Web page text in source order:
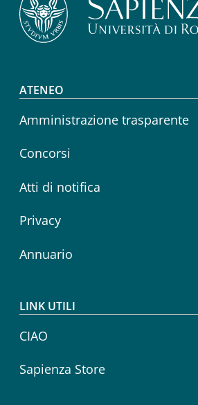
Footer menu
ATENEO
Amministrazione trasparente
Concorsi
Atti di notifica
Privacy
Annuario
LINK UTILI
CIAO
Sapienza Store